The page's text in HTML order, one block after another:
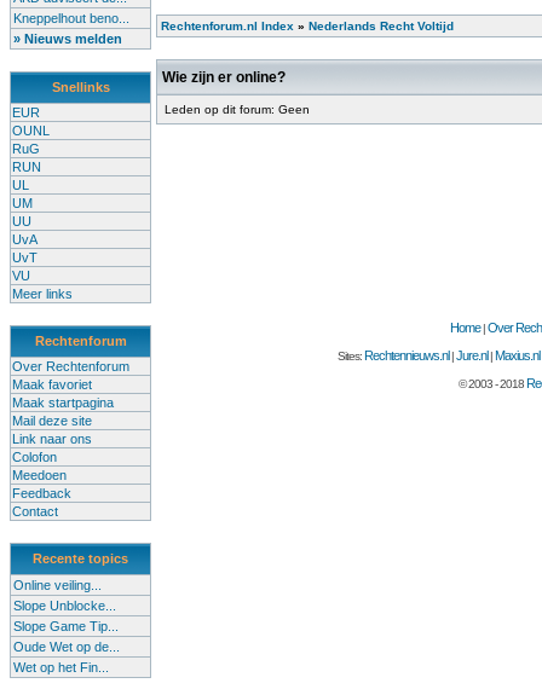
Kneppelhout beno...
» Nieuws melden
Snellinks
EUR
OUNL
RuG
RUN
UL
UM
UU
UvA
UvT
VU
Meer links
Rechtenforum
Over Rechtenforum
Maak favoriet
Maak startpagina
Mail deze site
Link naar ons
Colofon
Meedoen
Feedback
Contact
Recente topics
Online veiling...
Slope Unblocke...
Slope Game Tip...
Oude Wet op de...
Wet op het Fin...
Rechtenforum.nl Index » Nederlands Recht Voltijd
Wie zijn er online?
Leden op dit forum: Geen
Home|Over
Sites:Rechtennieuws.nl |Jure.nl |Maxius.nl
© 2003 - 2018